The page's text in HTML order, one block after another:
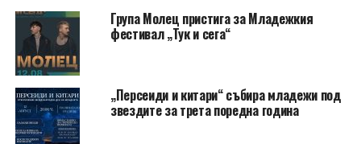
Група Молец пристига за Младежкия
фестивал „Тук и сега“
„Персеиди и китари“ събира младежи под
звездите за трета поредна година